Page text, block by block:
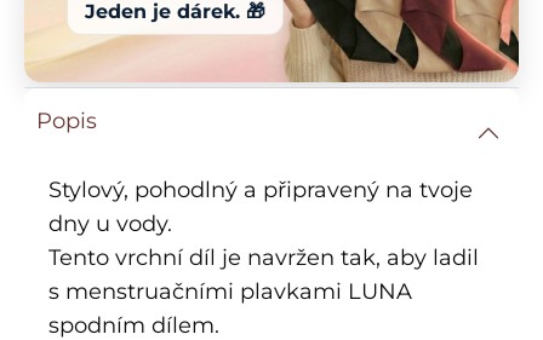
Jeden je dárek. 🎁
Popis
Stylový, pohodlný a připravený na tvoje
dny u vody.
Tento vrchní díl je navržen tak, aby ladil
s menstruačními plavkami LUNA
spodním dílem.